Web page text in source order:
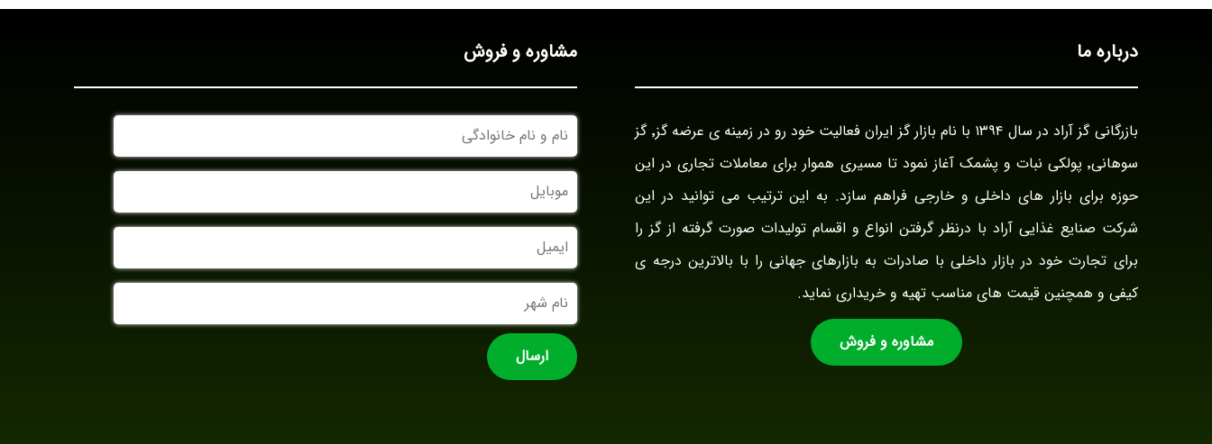
درباره ما
بازرگانی گز آراد در سال ۱۳۹۴ با نام بازار گز ایران فعالیت خود رو در زمینه ی عرضه گز٬ گز
سوهانی٬ پولکی نبات و پشمک آغاز نمود تا مسیری هموار برای معاملات تجاری در این
حوزه برای بازار های داخلی و خارجی فراهم سازد. به این ترتیب می توانید در این
شرکت صنایع غذایی آراد با درنظر گرفتن انواع و اقسام تولیدات صورت گرفته از گز را
برای تجارت خود در بازار داخلی با صادرات به بازارهای جهانی را با بالاترین درجه ی
کیفی و همچنین قیمت های مناسب تهیه و خریداری نماید.
مشاوره و فروش
مشاوره و فروش
و
نام
خانوادگی
موبایل
ایمیل
نام
شهر